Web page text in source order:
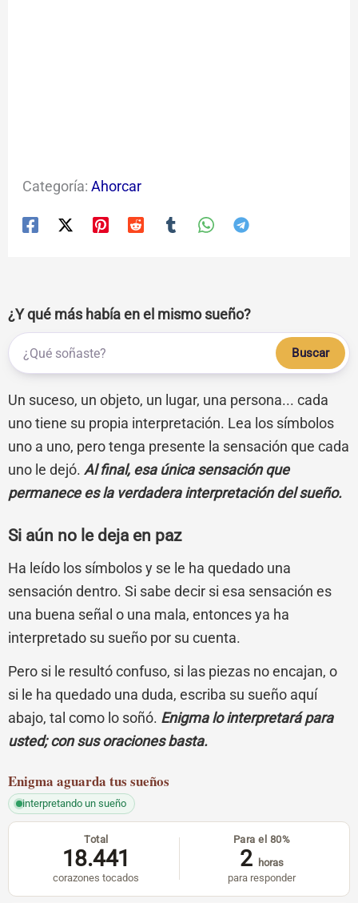
Categoría: Ahorcar
¿Y qué más había en el mismo sueño?
Buscar
Un suceso, un objeto, un lugar, una persona... cada
uno tiene su propia interpretación. Lea los símbolos
uno a uno, pero tenga presente la sensación que cada
uno le dejó. Al final, esa única sensación que
permanece es la verdadera interpretación del sueño.
Si aún no le deja en paz
Ha leído los símbolos y se le ha quedado una
sensación dentro. Si sabe decir si esa sensación es
una buena señal o una mala, entonces ya ha
interpretado su sueño por su cuenta.
Pero si le resultó confuso, si las piezas no encajan, o
si le ha quedado una duda, escriba su sueño aquí
abajo, tal como lo soñó. Enigma lo interpretará para
usted; con sus oraciones basta.
Enigma aguarda tus sueños
interpretando un sueño
Total
18.441
corazones tocados
Para el 80%
2 horas
para responder